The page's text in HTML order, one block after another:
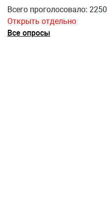
Всего проголосовало: 2250
Открыть отдельно
Все опросы